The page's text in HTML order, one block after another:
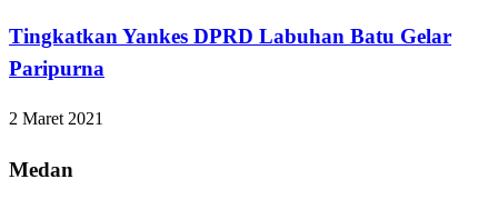
Tingkatkan Yankes DPRD Labuhan Batu Gelar
Paripurna
2 Maret 2021
Medan